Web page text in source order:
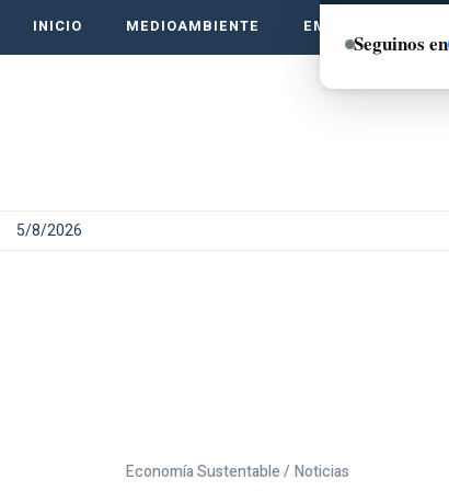
INICIO MEDIOAMBIENTE EMPRENDE VERDE
5/8/2026
Economía Sustentable / Noticias
Seguinos en